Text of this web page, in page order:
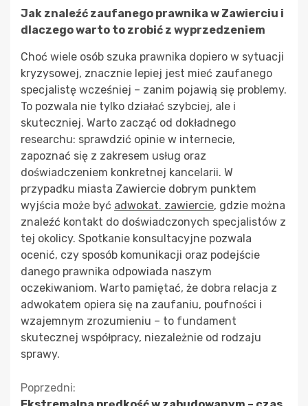
Jak znaleźć zaufanego prawnika w Zawierciu i
dlaczego warto to zrobić z wyprzedzeniem
Choć wiele osób szuka prawnika dopiero w sytuacji
kryzysowej, znacznie lepiej jest mieć zaufanego
specjalistę wcześniej – zanim pojawią się problemy.
To pozwala nie tylko działać szybciej, ale i
skuteczniej. Warto zacząć od dokładnego
researchu: sprawdzić opinie w internecie,
zapoznać się z zakresem usług oraz
doświadczeniem konkretnej kancelarii. W
przypadku miasta Zawiercie dobrym punktem
wyjścia może być adwokat. zawiercie, gdzie można
znaleźć kontakt do doświadczonych specjalistów z
tej okolicy. Spotkanie konsultacyjne pozwala
ocenić, czy sposób komunikacji oraz podejście
danego prawnika odpowiada naszym
oczekiwaniom. Warto pamiętać, że dobra relacja z
adwokatem opiera się na zaufaniu, poufności i
wzajemnym zrozumieniu – to fundament
skutecznej współpracy, niezależnie od rodzaju
sprawy.
Kontynuuj
Poprzedni: